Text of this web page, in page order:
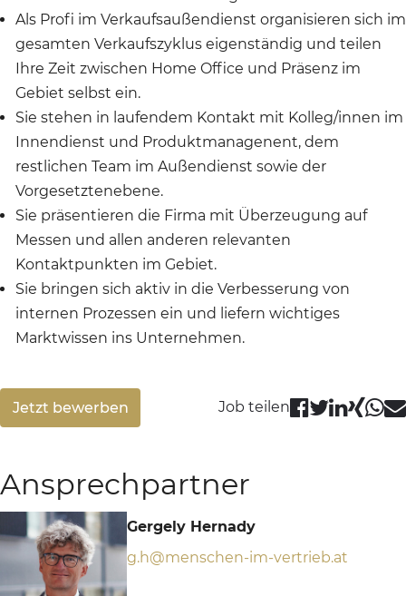
Als Profi im Verkaufsaußendienst organisieren sich im
gesamten Verkaufszyklus eigenständig und teilen
Ihre Zeit zwischen Home Office und Präsenz im
Gebiet selbst ein.
Sie stehen in laufendem Kontakt mit Kolleg/innen im
Innendienst und Produktmanagenent, dem
restlichen Team im Außendienst sowie der
Vorgesetztenebene.
Sie präsentieren die Firma mit Überzeugung auf
Messen und allen anderen relevanten
Kontaktpunkten im Gebiet.
Sie bringen sich aktiv in die Verbesserung von
internen Prozessen ein und liefern wichtiges
Marktwissen ins Unternehmen.
Jetzt bewerben Job teilen
Ansprechpartner
Gergely Hernady
g.h@menschen-im-vertrieb.at